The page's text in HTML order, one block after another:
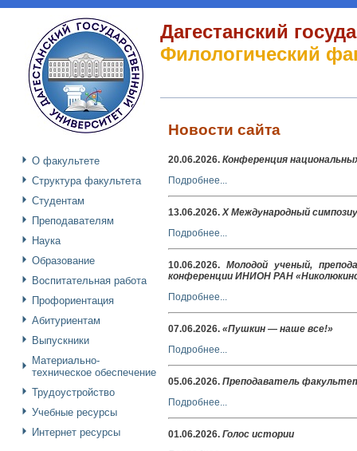
О факультете
Структура факультета
Студентам
Преподавателям
Наука
Образование
Воспитательная работа
Профориентация
Абитуриентам
Выпускники
Материально-
техническое обеспечение
Трудоустройство
Учебные ресурсы
Интернет ресурсы
Дагестанский
Филологический
Новости сайта
20.06.2026. Конференция
Подробнее...
13.06.2026.X Международный
Подробнее...
10.06.2026. Молодой ученый,
конференции ИНИОН РАН
Подробнее...
07.06.2026. «Пушкин — наше все!»
Подробнее...
05.06.2026. Преподаватель
Подробнее...
01.06.2026. Голос истории